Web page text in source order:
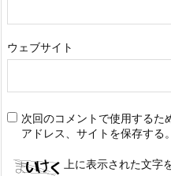
ウェブサイト
次回のコメントで使用するた
アドレス、サイトを保存する。
上に表示された文字